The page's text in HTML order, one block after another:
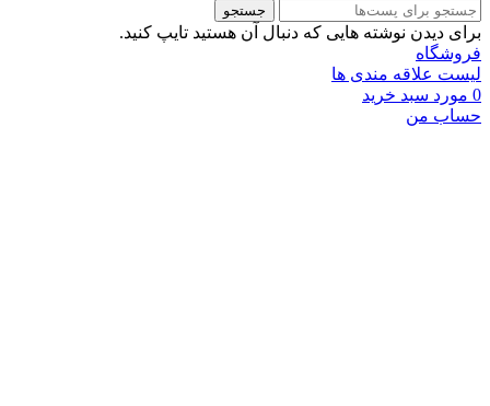
جستجو
برای دیدن نوشته هایی که دنبال آن هستید تایپ کنید.
فروشگاه
لیست علاقه مندی ها
0 مورد سبد خرید
حساب من